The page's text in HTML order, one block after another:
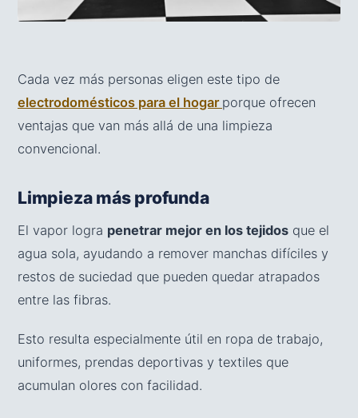
Cada vez más personas eligen este tipo de
electrodomésticos para el hogar porque ofrecen
ventajas que van más allá de una limpieza
convencional.
Limpieza más profunda
El vapor logra penetrar mejor en los tejidos que el
agua sola, ayudando a remover manchas difíciles y
restos de suciedad que pueden quedar atrapados
entre las fibras.
Esto resulta especialmente útil en ropa de trabajo,
uniformes, prendas deportivas y textiles que
acumulan olores con facilidad.